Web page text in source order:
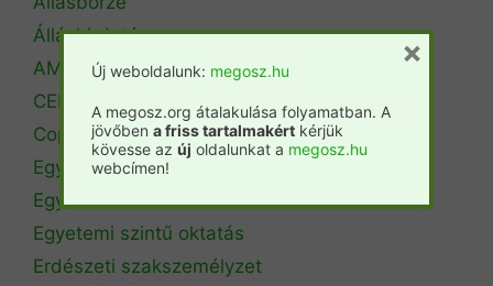
Álláshirdetés
AM Erdőrendezési Főosztály
CEPF
Copa Cogeca
Egyéb
Egyetemi hírek
Egyetemi szintű oktatás
Erdészeti szakszemélyzet
Új weboldalunk: megosz.hu
A megosz.org átalakulása folyamatban. A
jövőben a friss tartalmakért kérjük
kövesse az új oldalunkat a megosz.hu
webcímen!
×